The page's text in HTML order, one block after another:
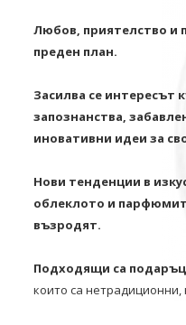
Любов, приятелство и
преден план.
Засилва се интересът
запознанства,
иновативни идеи за
Нови тенденции в
облеклото и
възродят.
Подходящи са
които са нетрадиционни,